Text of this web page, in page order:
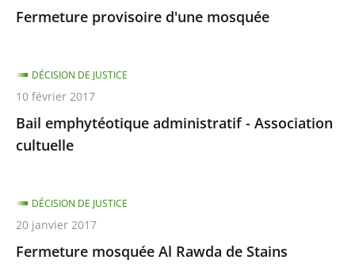
Fermeture provisoire d'une mosquée
Bail emphytéotique administratif - Association
cultuelle
DÉCISION DE JUSTICE
10 février 2017
Fermeture mosquée Al Rawda de Stains
DÉCISION DE JUSTICE
20 janvier 2017